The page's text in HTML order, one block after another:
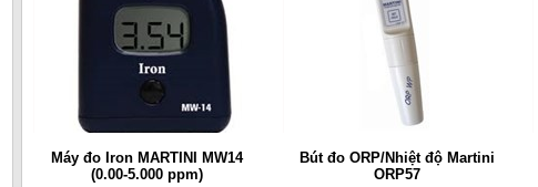
Máy đo Iron MARTINI MW14
(0.00-5.000 ppm)
Bút đo ORP/Nhiệt độ Martini
ORP57